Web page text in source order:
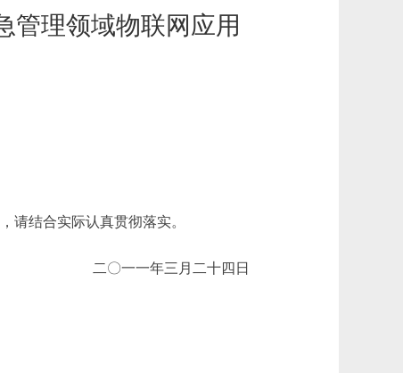
管理领域物联网应用
结合实际认真贯彻落实。
二〇一一年三月二十四日